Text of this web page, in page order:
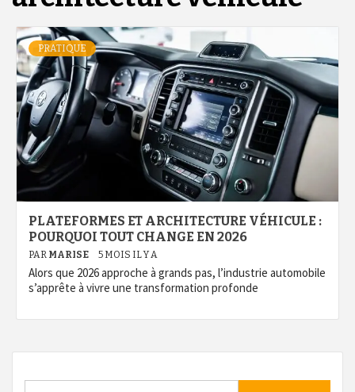
PRATIQUE
PLATEFORMES ET ARCHITECTURE VÉHICULE :
POURQUOI TOUT CHANGE EN 2026
PAR MARISE 5 MOIS IL Y A
Alors que 2026 approche à grands pas, l’industrie automobile
s’apprête à vivre une transformation profonde